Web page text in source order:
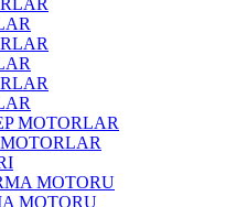
MOTORU